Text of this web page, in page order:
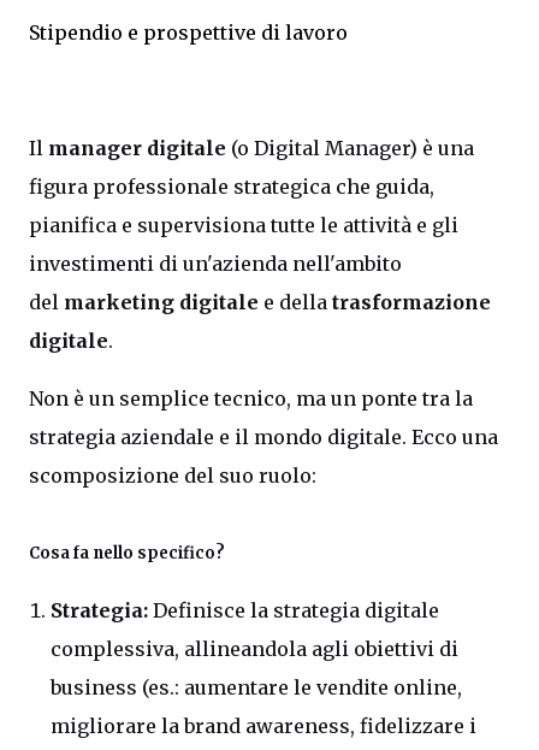
Stipendio e prospettive di lavoro
Il manager digitale (o Digital Manager) è una
figura professionale strategica che guida,
pianifica e supervisiona tutte le attività e gli
investimenti di un'azienda nell'ambito
del marketing digitale e della trasformazione
digitale.
Non è un semplice tecnico, ma un ponte tra la
strategia aziendale e il mondo digitale. Ecco una
scomposizione del suo ruolo:
Cosa fa nello specifico?
Strategia: Definisce la strategia digitale
complessiva, allineandola agli obiettivi di
business (es.: aumentare le vendite online,
migliorare la brand awareness, fidelizzare i